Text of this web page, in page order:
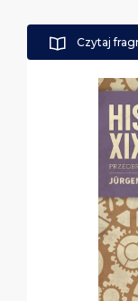
Czytaj